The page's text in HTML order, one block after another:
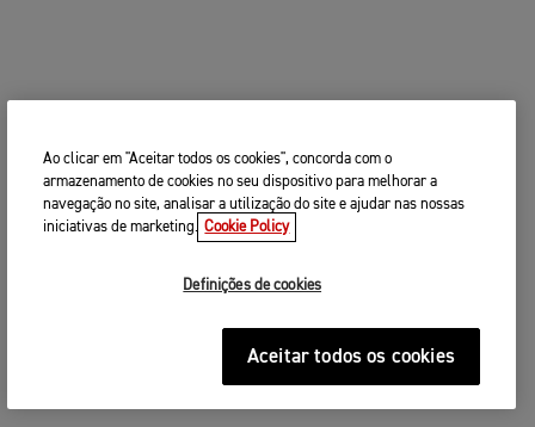
Ao clicar em "Aceitar todos os cookies", concorda com o
armazenamento de cookies no seu dispositivo para melhorar a
navegação no site, analisar a utilização do site e ajudar nas nossas
iniciativas de marketing. Cookie Policy
Definições de cookies
Aceitar todos os cookies